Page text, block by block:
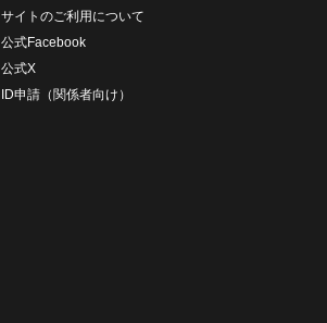
サイトのご利用について
公式Facebook
公式X
ID申請（関係者向け）